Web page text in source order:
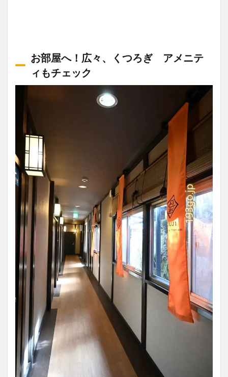
お部屋へ！広々、くつろぎ アメニテ
ィもチェック